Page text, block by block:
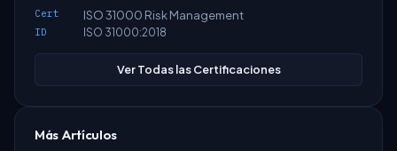
Cert ISO 31000 Risk Management
ID ISO 31000:2018
Ver Todas las Certificaciones
Más Artículos